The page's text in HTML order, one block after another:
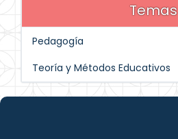
Temas
Pedagogía
Teoría y Métodos Educativos